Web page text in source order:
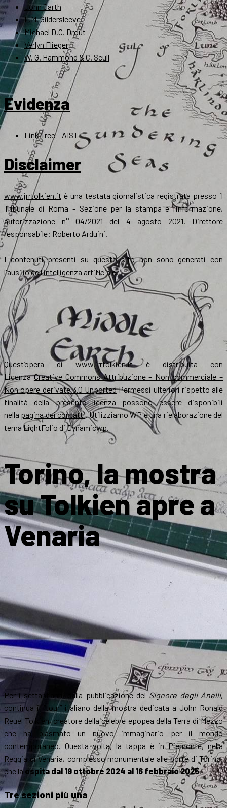
John Garth
L.M. Gildersleeve
Michael D.C. Drout
Verlyn Flieger
W. G. Hammond & C. Scull
Evidenza
Link Tree – AIST
Disclaimer
www.jrrtolkien.it è una testata giornalistica registrata presso il
Tribunale di Roma - Sezione per la stampa e l’informazione,
autorizzazione n° 04/2021 del 4 agosto 2021. Direttore
responsabile: Roberto Arduini.
I contenuti presenti su questo sito non sono generati con
l'ausilio dell'intelligenza artificiale.
Quest’opera diwww.jrrtolkien.itè distribuita con
LicenzaCreative Commons Attribuzione – Non commerciale –
Non opere derivate 3.0 UnportedPermessi ulteriori rispetto alle
finalità della presente licenza possono essere disponibili
nella pagina dei contatti. Utilizziamo WP e una rielaborazione del
tema LightFolio di Dynamicwp.
Torino, la mostra
su Tolkien apre a
Venaria
Per i settant’anni dalla pubblicazione del Signore degli Anelli,
continua il “tour” italiano della mostra dedicata a John Ronald
Reuel Tolkien, creatore della celebre epopea della Terra di Mezzo
che ha plasmato un nuovo immaginario per il mondo
contemporaneo. Questa volta, la tappa è in Piemonte, nella
Reggia di Venaria, complesso monumentale alle porte di Torino,
che laospita dal 19 ottobre 2024 al 16 febbraio 2025.
Tre sezioni più una